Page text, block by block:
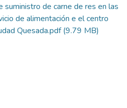
suministro de carne de res en las
de alimentación e el centro
Quesada.pdf(9.79 MB)